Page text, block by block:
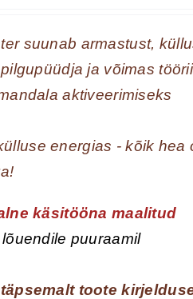
suunab armastust,
ja võimas
aktiveerimiseks
energias - kõik hea
käsitööna maalitud
puuraamil
toote